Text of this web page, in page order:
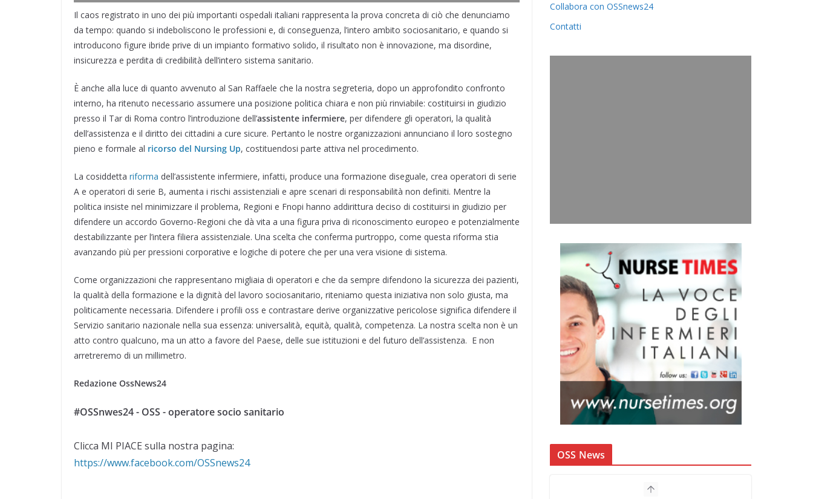
Il caos registrato in uno dei più importanti ospedali italiani rappresenta la prova concreta di ciò che denunciamo
da tempo: quando si indeboliscono le professioni e, di conseguenza, l’intero ambito sociosanitario, e quando si
introducono figure ibride prive di un impianto formativo solido, il risultato non è innovazione, ma disordine,
insicurezza e perdita di credibilità dell’intero sistema sanitario.
È anche alla luce di quanto avvenuto al San Raffaele che la nostra segreteria, dopo un approfondito confronto
interno, ha ritenuto necessario assumere una posizione politica chiara e non più rinviabile: costituirsi in giudizio
presso il Tar di Roma contro l’introduzione dell’assistente infermiere, per difendere gli operatori, la qualità
dell’assistenza e il diritto dei cittadini a cure sicure. Pertanto le nostre organizzazioni annunciano il loro sostegno
pieno e formale al ricorso del Nursing Up, costituendosi parte attiva nel procedimento.
La cosiddetta riforma dell’assistente infermiere, infatti, produce una formazione diseguale, crea operatori di serie
A e operatori di serie B, aumenta i rischi assistenziali e apre scenari di responsabilità non definiti. Mentre la
politica insiste nel minimizzare il problema, Regioni e Fnopi hanno addirittura deciso di costituirsi in giudizio per
difendere un accordo Governo-Regioni che dà vita a una figura priva di riconoscimento europeo e potenzialmente
destabilizzante per l’intera filiera assistenziale. Una scelta che conferma purtroppo, come questa riforma stia
avanzando più per pressioni corporative e logiche di potere che per una vera visione di sistema.
Come organizzazioni che rappresentano migliaia di operatori e che da sempre difendono la sicurezza dei pazienti,
la qualità della formazione e la dignità del lavoro sociosanitario, riteniamo questa iniziativa non solo giusta, ma
politicamente necessaria. Difendere i profili oss e contrastare derive organizzative pericolose significa difendere il
Servizio sanitario nazionale nella sua essenza: universalità, equità, qualità, competenza. La nostra scelta non è un
atto contro qualcuno, ma un atto a favore del Paese, delle sue istituzioni e del futuro dell’assistenza. E non
arretreremo di un millimetro.
Redazione OssNews24
#OSSnwes24 - OSS - operatore socio sanitario
Clicca MI PIACE sulla nostra pagina:
https://www.facebook.com/OSSnews24
Collabora con OSSnews24
Contatti
OSS News